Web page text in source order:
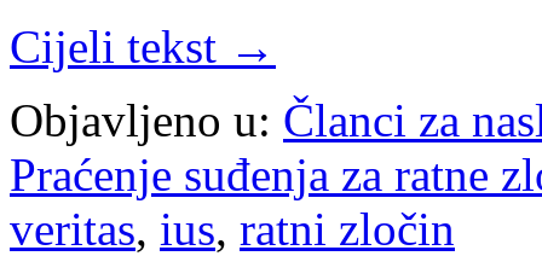
Cijeli tekst →
Objavljeno u: Članci za
Praćenje suđenja za ratne
veritas, ius, ratni zločin